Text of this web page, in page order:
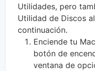
Utilidades, pero
Utilidad de Discos
continuación.
Enciende tu
botón de
ventana de